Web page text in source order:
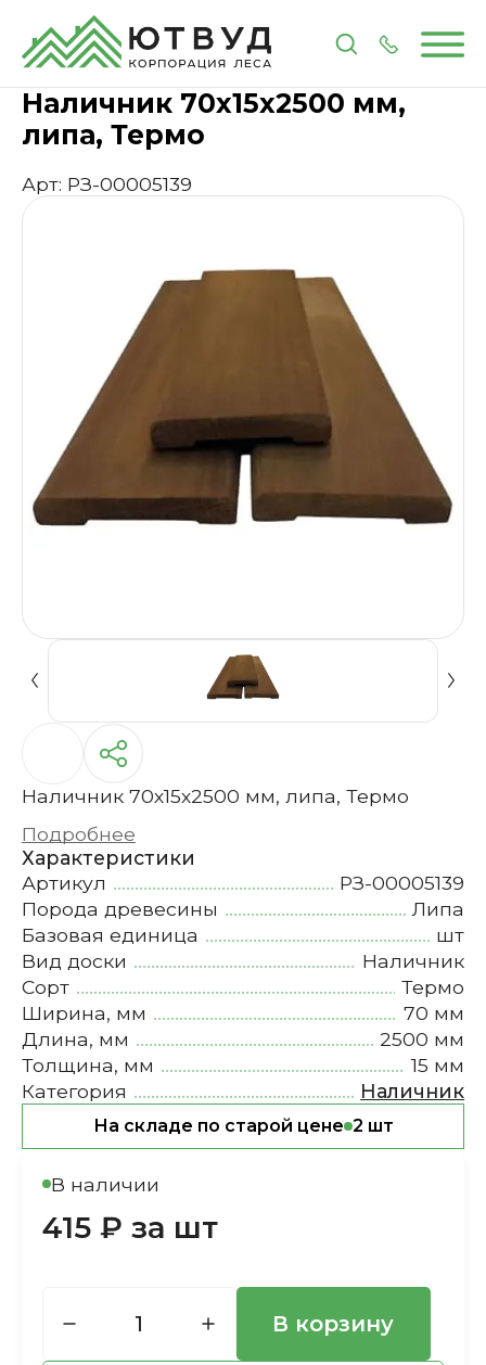
ГлавнаяКаталогПиломатериалы
Наличник 70х15х2500 мм,
липа, Термо
Арт: РЗ-00005139
Наличник 70х15х2500 мм, липа, Термо
Подробнее
Характеристики
Артикул
РЗ-00005139
Порода древесины
Липа
Базовая единица
шт
Вид доски
Наличник
Сорт
Термо
Ширина, мм
70 мм
Длина, мм
2500 мм
Толщина, мм
15 мм
Категория
Наличник
На складе по старой цене 2 шт
В наличии
415 ₽ за шт
В корзину